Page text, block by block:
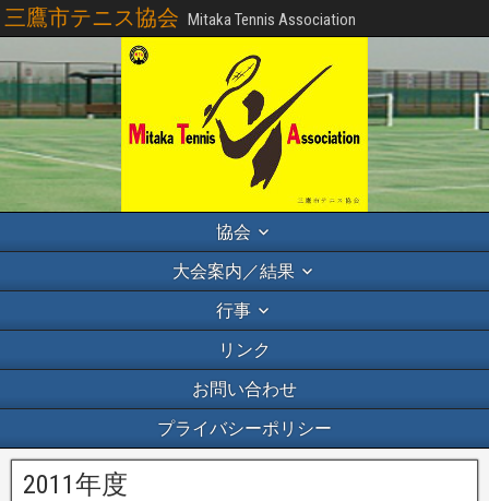
三鷹市テニス協会 Mitaka Tennis Association
協会
大会案内／結果
行事
リンク
お問い合わせ
プライバシーポリシー
2011年度